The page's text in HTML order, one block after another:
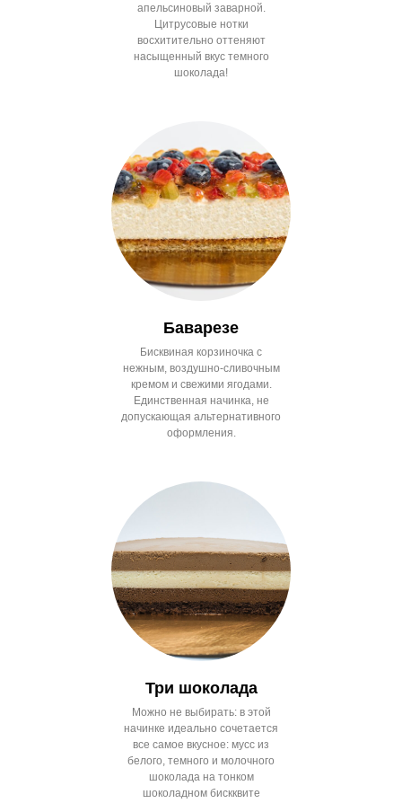
апельсиновый заварной.
Цитрусовые нотки
восхитительно оттеняют
насыщенный вкус темного
шоколада!
Баварезе
Бисквиная корзиночка с
нежным, воздушно-сливочным
кремом и свежими ягодами.
Единственная начинка, не
допускающая альтернативного
оформления.
Три шоколада
Можно не выбирать: в этой
начинке идеально сочетается
все самое вкусное: мусс из
белого, темного и молочного
шоколада на тонком
шоколадном бискквите